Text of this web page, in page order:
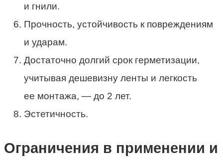
и гнили.
Прочность, устойчивость к повреждениям
и ударам.
Достаточно долгий срок герметизации,
учитывая дешевизну ленты и легкость
ее монтажа, — до 2 лет.
Эстетичность.
Ограничения в применении и